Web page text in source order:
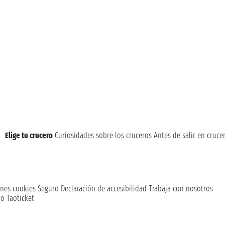
Elige tu crucero Curiosidades sobre los cruceros Antes de salir en
cookies Seguro Declaración de accesibilidad Trabaja con nosotros
Taoticket